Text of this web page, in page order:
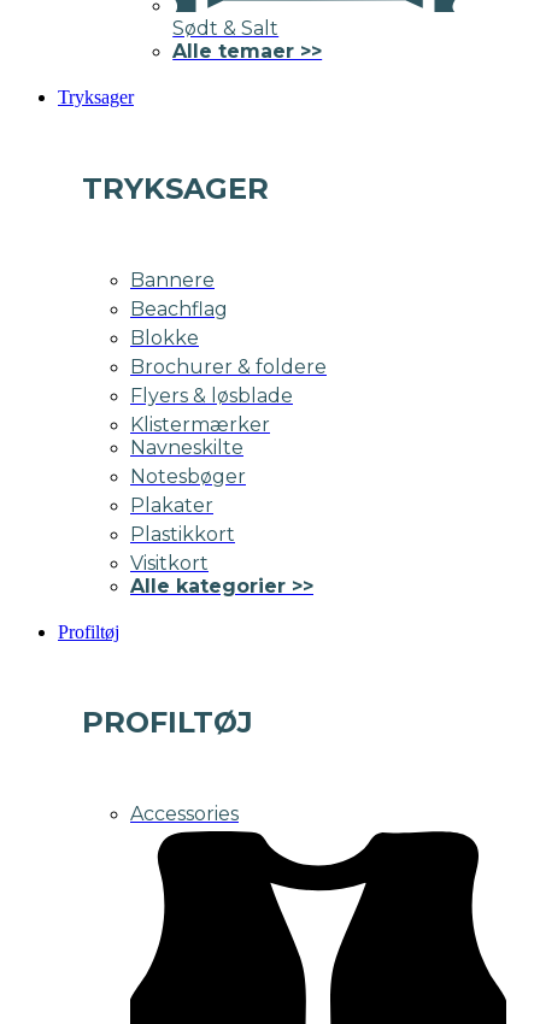
Sødt & Salt
Alle temaer >>
Tryksager
TRYKSAGER
Bannere
Beachflag
Blokke
Brochurer & foldere
Flyers & løsblade
Klistermærker
Navneskilte
Notesbøger
Plakater
Plastikkort
Visitkort
Alle kategorier >>
Profiltøj
PROFILTØJ
Accessories